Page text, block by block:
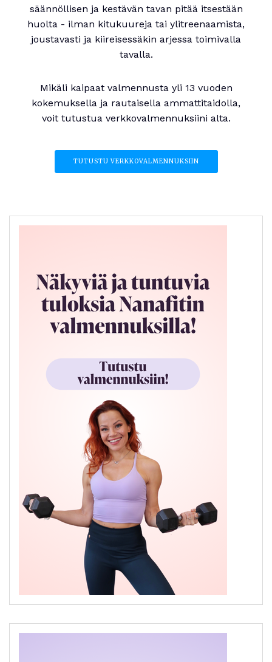
säännöllisen ja kestävän tavan pitää itsestään
huolta - ilman kitukuureja tai ylitreenaamista,
joustavasti ja kiireisessäkin arjessa toimivalla
tavalla.
Mikäli kaipaat valmennusta yli 13 vuoden
kokemuksella ja rautaisella ammattitaidolla,
voit tutustua verkkovalmennuksiini alta.
TUTUSTU VERKKOVALMENNUKSIIN